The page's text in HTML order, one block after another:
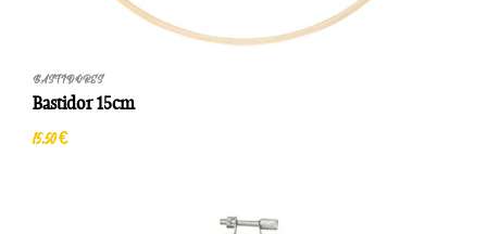
BASTIDORES
Bastidor 15cm
15,50 €